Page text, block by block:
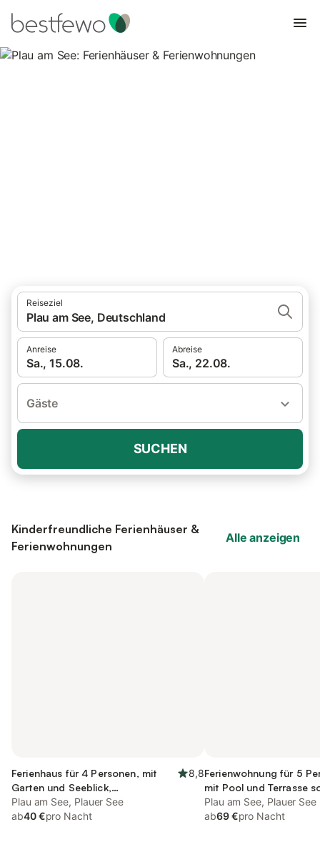
Reiseziel
Plau am See, Deutschland
Anreise
Sa., 15.08.
Abreise
Sa., 22.08.
Gäste
SUCHEN
Kinderfreundliche Ferienhäuser &
Ferienwohnungen
Alle anzeigen
Ferienhaus für 4 Personen, mit
Garten und Seeblick,
kinderfreundlich
8,8
Plau am See, Plauer See
ab40 €pro Nacht
Ferienwohnung für 5
mit Pool und Terrasse
Sauna, mit Haustier
Plau am See, Plauer See
ab69 €pro Nacht